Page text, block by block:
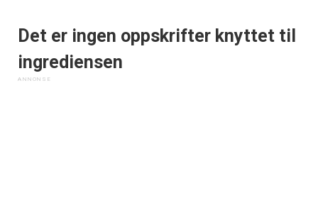
Det er ingen oppskrifter knyttet til
ingrediensen